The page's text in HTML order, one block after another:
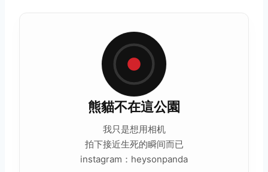
熊貓不在這公園
我只是想用相机
拍下接近生死的瞬间而已
instagram：heysonpanda